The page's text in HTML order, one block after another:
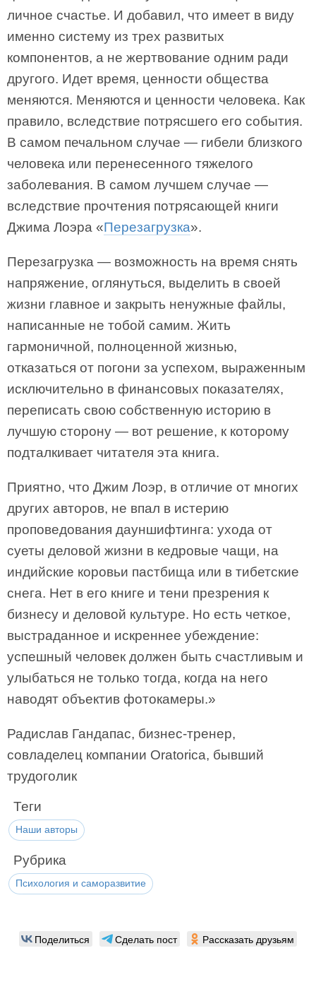
личное счастье. И добавил, что имеет в виду
именно систему из трех развитых
компонентов, а не жертвование одним ради
другого. Идет время, ценности общества
меняются. Меняются и ценности человека. Как
правило, вследствие потрясшего его события.
В самом печальном случае — гибели близкого
человека или перенесенного тяжелого
заболевания. В самом лучшем случае —
вследствие прочтения потрясающей книги
Джима Лоэра «Перезагрузка».
Перезагрузка — возможность на время снять
напряжение, оглянуться, выделить в своей
жизни главное и закрыть ненужные файлы,
написанные не тобой самим. Жить
гармоничной, полноценной жизнью,
отказаться от погони за успехом, выраженным
исключительно в финансовых показателях,
переписать свою собственную историю в
лучшую сторону — вот решение, к которому
подталкивает читателя эта книга.
Приятно, что Джим Лоэр, в отличие от многих
других авторов, не впал в истерию
проповедования дауншифтинга: ухода от
суеты деловой жизни в кедровые чащи, на
индийские коровьи пастбища или в тибетские
снега. Нет в его книге и тени презрения к
бизнесу и деловой культуре. Но есть четкое,
выстраданное и искреннее убеждение:
успешный человек должен быть счастливым и
улыбаться не только тогда, когда на него
наводят объектив фотокамеры.»
Радислав Гандапас, бизнес-тренер,
совладелец компании Oratorica, бывший
трудоголик
Теги
Наши авторы
Рубрика
Психология и саморазвитие
Поделиться Сделать пост Рассказать друзьям